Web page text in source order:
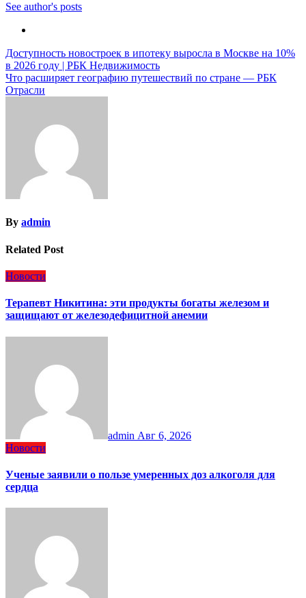
See author's posts
Навигация
по
записям
Доступность новостроек в ипотеку выросла в Москве на 10%
в 2026 году | РБК Недвижимость
Что расширяет географию путешествий по стране — РБК
Отрасли
By admin
Related Post
Новости
Терапевт Никитина: эти продукты богаты железом и
защищают от железодефицитной анемии
admin Авг 6, 2026
Новости
Ученые заявили о пользе умеренных доз алкоголя для
сердца